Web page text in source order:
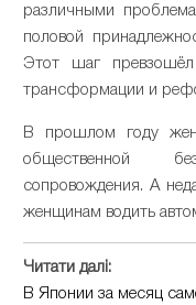
различными
половой
Этот шаг
трансформации и
В прошлом году
общественной
сопровождения. А
женщинам водить
Читати далі:
В Японии за месяц